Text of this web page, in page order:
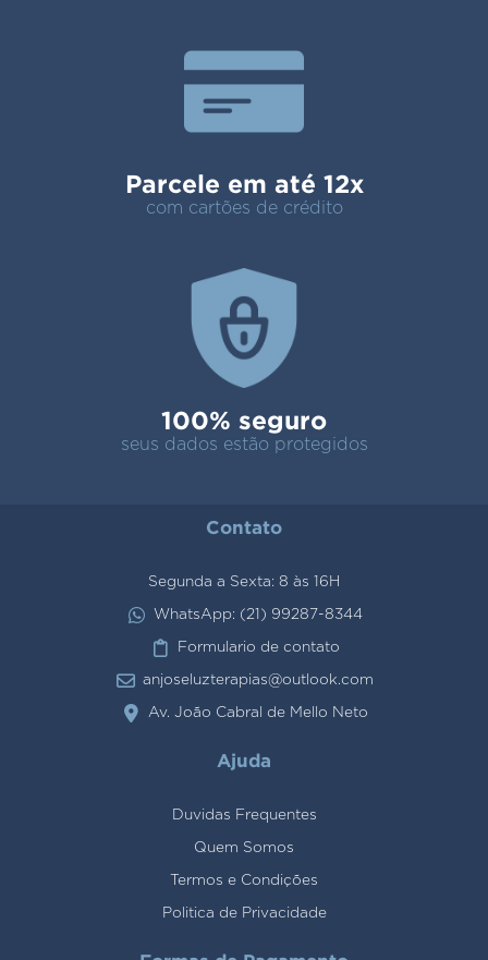
Parcele em até 12x
com cartões de crédito
100% seguro
seus dados estão protegidos
Contato
Segunda a Sexta: 8 às 16H
WhatsApp: (21) 99287-8344
Formulario de contato
anjoseluzterapias@outlook.com
Av. João Cabral de Mello Neto
Ajuda
Duvidas Frequentes
Quem Somos
Termos e Condições
Politica de Privacidade